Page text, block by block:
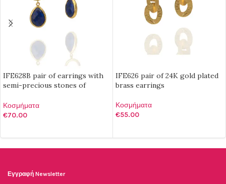
IFE628B pair of earrings with
semi-precious stones of
brass
Κοσμήματα
€70.00
IFE626 pair of 24K gold plated
brass earrings
Κοσμήματα
€55.00
Εγγραφή Newsletter